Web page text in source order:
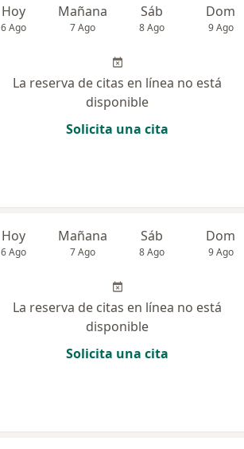
Hoy
6 Ago
Mañana
7 Ago
Sáb
8 Ago
Dom
9 Ago
La reserva de citas en línea no está
disponible
Solicita una cita
Hoy
6 Ago
Mañana
7 Ago
Sáb
8 Ago
Dom
9 Ago
La reserva de citas en línea no está
disponible
Solicita una cita